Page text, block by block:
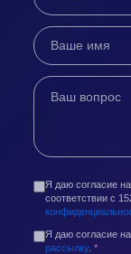
Я даю согласие
соответствии с
Я даю согласие
рассылку. *